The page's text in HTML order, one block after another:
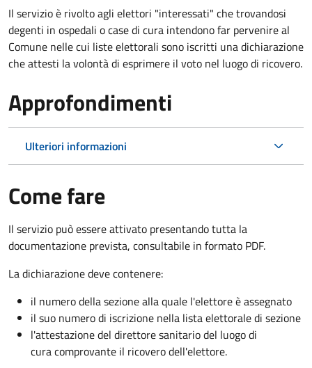
Il servizio è rivolto agli elettori "interessati" che trovandosi
degenti in ospedali o case di cura intendono far pervenire al
Comune nelle cui liste elettorali sono iscritti una dichiarazione
che attesti la volontà di esprimere il voto nel luogo di ricovero.
Approfondimenti
Ulteriori informazioni
Come fare
Il servizio può essere attivato presentando tutta la
documentazione prevista, consultabile in formato PDF.
La dichiarazione deve contenere:
il numero della sezione alla quale l'elettore è assegnato
il suo numero di iscrizione nella lista elettorale di sezione
l'attestazione del direttore sanitario del luogo di
cura comprovante il ricovero dell'elettore.